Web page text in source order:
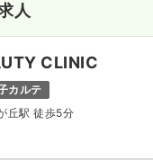
る
人
CLINIC
カルテ
丘駅 徒歩5分